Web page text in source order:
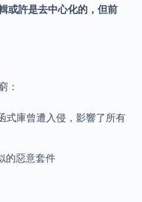
或許是去中心化的，但前
：
庫曾遭入侵，影響了所有
的惡意套件